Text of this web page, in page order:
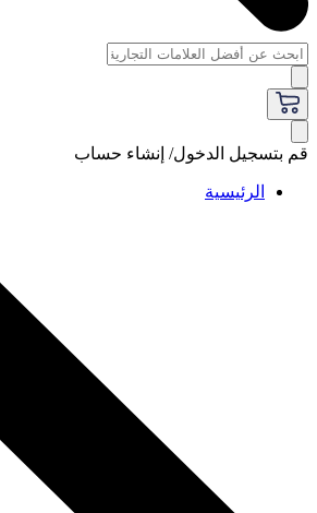
قم بتسجيل الدخول/ إنشاء حساب
الرئيسية